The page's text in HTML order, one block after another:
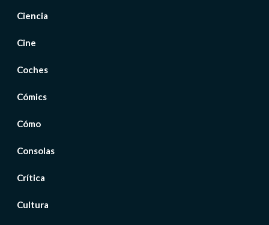
Ciencia
Cine
Coches
Cómics
Cómo
Consolas
Crítica
Cultura